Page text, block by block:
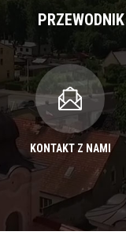
KONTAKT Z NAMI